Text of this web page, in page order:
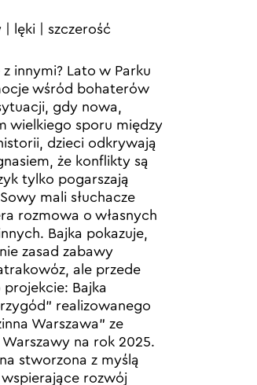
lęki szczerość
innymi? Lato w Parku
wśród bohaterów
gdy nowa,
wielkiego sporu między
dzieci odkrywają
że konflikty są
tylko pogarszają
mali słuchacze
rozmowa o własnych
Bajka pokazuje,
zasad zabawy
ale przede
Bajka
realizowanego
Warszawa” ze
na rok 2025.
stworzona z myślą
rozwój